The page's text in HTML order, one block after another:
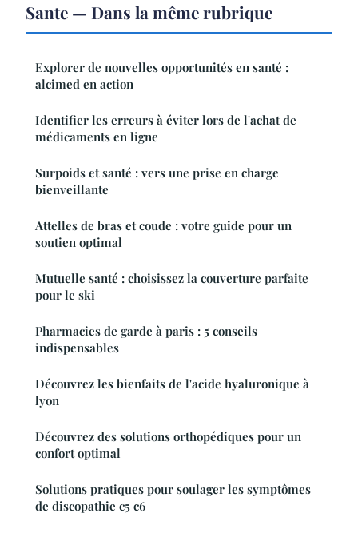
Sante — Dans la même rubrique
Explorer de nouvelles opportunités en santé :
alcimed en action
Identifier les erreurs à éviter lors de l'achat de
médicaments en ligne
Surpoids et santé : vers une prise en charge
bienveillante
Attelles de bras et coude : votre guide pour un
soutien optimal
Mutuelle santé : choisissez la couverture parfaite
pour le ski
Pharmacies de garde à paris : 5 conseils
indispensables
Découvrez les bienfaits de l'acide hyaluronique à
lyon
Découvrez des solutions orthopédiques pour un
confort optimal
Solutions pratiques pour soulager les symptômes
de discopathie c5 c6